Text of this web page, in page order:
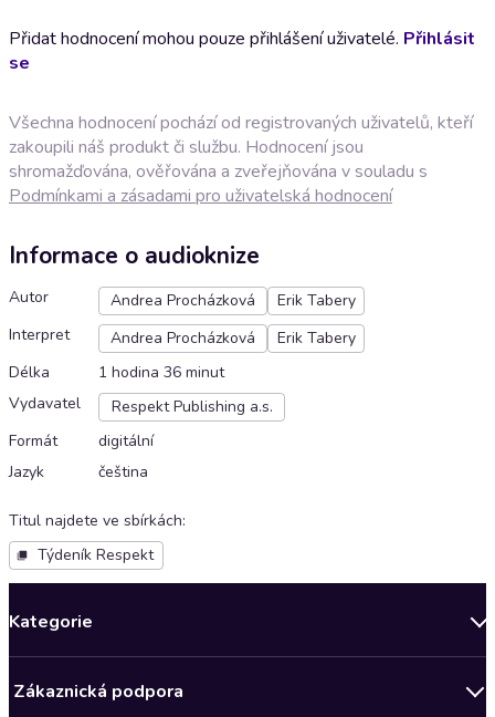
Přidat hodnocení mohou pouze přihlášení uživatelé. Přihlásit
se
Všechna hodnocení pochází od registrovaných uživatelů, kteří
zakoupili náš produkt či službu. Hodnocení jsou
shromažďována, ověřována a zveřejňována v souladu s
Podmínkami a zásadami pro uživatelská hodnocení
Informace o audioknize
Autor Andrea Procházková
Erik Tabery
Interpret
Andrea Procházková
Erik Tabery
Délka
1 hodina 36 minut
Vydavatel
Respekt Publishing a.s.
Formát
digitální
Jazyk
čeština
Titul najdete ve sbírkách:
Týdeník Respekt
Kategorie
Bestsellery měsíce
Zákaznická podpora